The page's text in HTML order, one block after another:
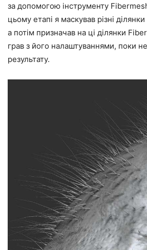
за допомогою інструменту
цьому етапі я маскував різні
а потім призначав на ці ділянки
грав з його налаштуваннями, поки
результату.